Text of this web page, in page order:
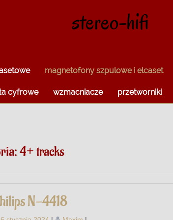
stereo-hifi
magnetofony szpulowe i elcaset
cyfrowe wzmacniacze przetworniki
4+ tracks
N-4418